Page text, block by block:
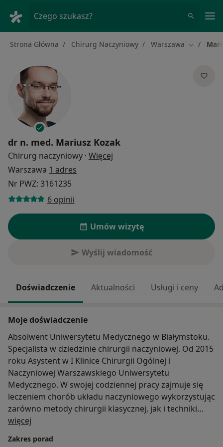
Czego szukasz?
Strona Główna Chirurg Naczyniowy Warszawa Zmień
dr n. med. Mariusz Kozak
Chirurg naczyniowy · Więcej
Warszawa 1 adres
Nr PWZ: 3161235
6 opinii
Umów wizytę
Wyślij wiadomość
Doświadczenie Aktualności Usługi i ceny
Moje doświadczenie
Absolwent Uniwersytetu Medycznego w Białymstoku.
Specjalista w dziedzinie chirurgii naczyniowej. Od 2015
roku Asystent w I Klinice Chirurgii Ogólnej i
Naczyniowej Warszawskiego Uniwersytetu
Medycznego. W swojej codziennej pracy zajmuje się
leczeniem chorób układu naczyniowego wykorzystując
zarówno metody chirurgii klasycznej, jak i techniki
wewnątrznaczyniowe. Poza codzienną pracą kliniczną
dydaktyczną, prowadząc zajęcia ze studentami
więcej
Zakres porad